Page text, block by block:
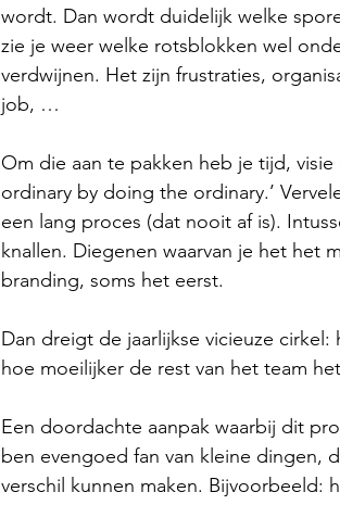
wordt. Dan wordt duidelijk welke
zie je weer welke rotsblokken wel
verdwijnen. Het zijn frustraties,
job, …
Om die aan te pakken heb je tijd,
ordinary by doing the ordinary.’
een lang proces (dat nooit af is).
knallen. Diegenen waarvan je het het
branding, soms het eerst.
Dan dreigt de jaarlijkse vicieuze
hoe moeilijker de rest van het team
Een doordachte aanpak waarbij dit
ben evengoed fan van kleine dingen,
verschil kunnen maken. Bijvoorbeeld: